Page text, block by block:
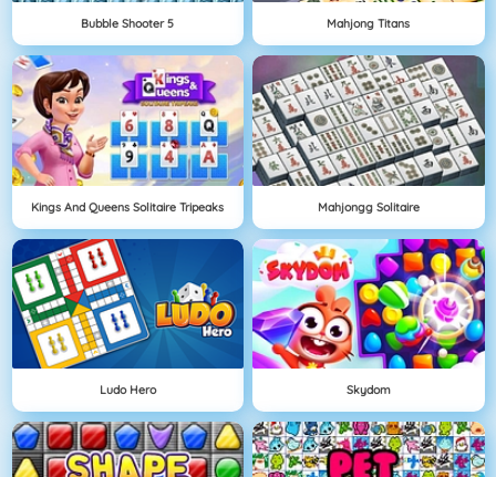
Bubble Shooter 5 Mahjong Titans
Kings And Queens Solitaire Tripeaks Mahjongg Solitaire
Ludo Hero Skydom